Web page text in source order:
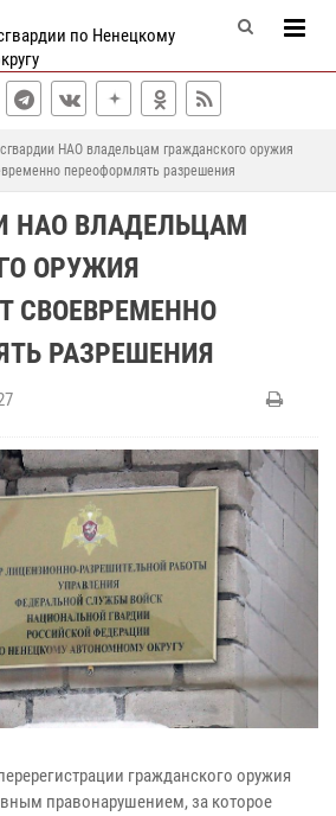
по Ненецкому
НАО владельцам гражданского оружия
переоформлять разрешения
НАО ВЛАДЕЛЬЦАМ
ОРУЖИЯ
СВОЕВРЕМЕННО
РАЗРЕШЕНИЯ
гражданского оружия
правонарушением, за которое